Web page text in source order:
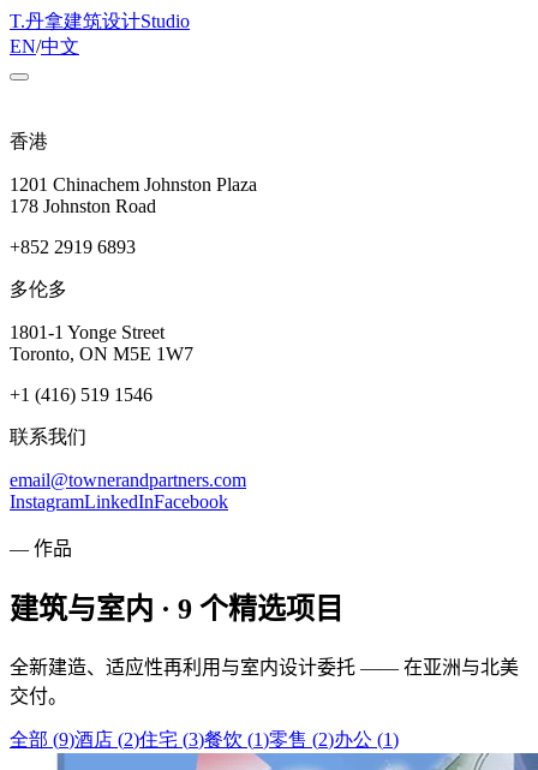
T.丹拿建筑设计Studio
EN/中文
香港
1201 Chinachem Johnston Plaza
178 Johnston Road
+852 2919 6893
多伦多
1801-1 Yonge Street
Toronto, ON M5E 1W7
+1 (416) 519 1546
联系我们
email@townerandpartners.com
InstagramLinkedInFacebook
— 作品
建筑与室内 · 9 个精选项目
全新建造、适应性再利用与室内设计委托 —— 在亚洲与北美
交付。
全部 (9)酒店 (2)住宅 (3)餐饮 (1)零售 (2)办公 (1)